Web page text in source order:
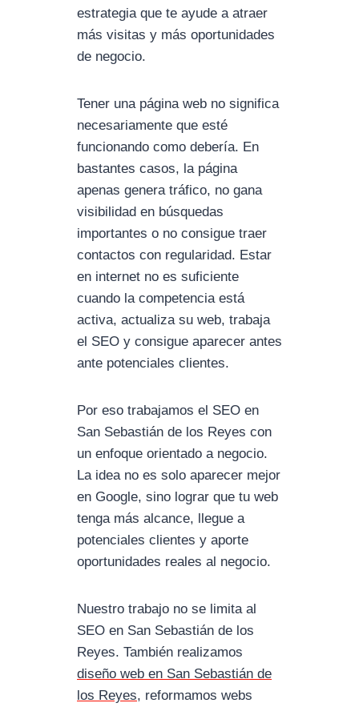
estrategia que te ayude a atraer
más visitas y más oportunidades
de negocio.
Tener una página web no significa
necesariamente que esté
funcionando como debería. En
bastantes casos, la página
apenas genera tráfico, no gana
visibilidad en búsquedas
importantes o no consigue traer
contactos con regularidad. Estar
en internet no es suficiente
cuando la competencia está
activa, actualiza su web, trabaja
el SEO y consigue aparecer antes
ante potenciales clientes.
Por eso trabajamos el SEO en
San Sebastián de los Reyes con
un enfoque orientado a negocio.
La idea no es solo aparecer mejor
en Google, sino lograr que tu web
tenga más alcance, llegue a
potenciales clientes y aporte
oportunidades reales al negocio.
Nuestro trabajo no se limita al
SEO en San Sebastián de los
Reyes. También realizamos
diseño web en San Sebastián de
los Reyes, reformamos webs